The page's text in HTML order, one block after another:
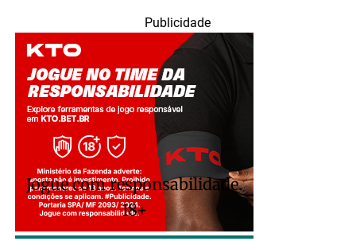
Publicidade
Jogue com responsabilidade.
18+